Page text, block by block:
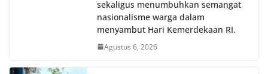
sekaligus menumbuhkan semangat
nasionalisme warga dalam
menyambut Hari Kemerdekaan RI.
Agustus 6, 2026